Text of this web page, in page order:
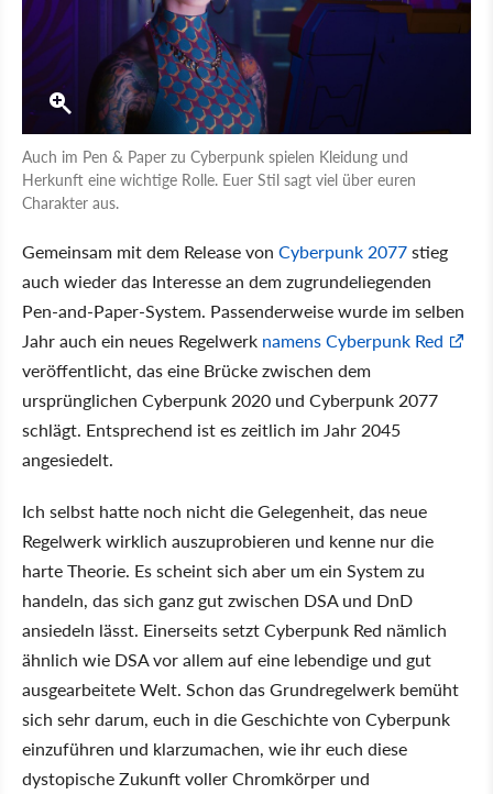
Auch im Pen & Paper zu Cyberpunk spielen Kleidung und
Herkunft eine wichtige Rolle. Euer Stil sagt viel über euren
Charakter aus.
Gemeinsam mit dem Release von Cyberpunk 2077stieg
auch wieder das Interesse an dem zugrundeliegenden
Pen-and-Paper-System. Passenderweise wurde im selben
Jahr auch ein neues Regelwerk namens Cyberpunk Red
veröffentlicht, das eine Brücke zwischen dem
ursprünglichen Cyberpunk 2020 und Cyberpunk 2077
schlägt. Entsprechend ist es zeitlich im Jahr 2045
angesiedelt.
Ich selbst hatte noch nicht die Gelegenheit, das neue
Regelwerk wirklich auszuprobieren und kenne nur die
harte Theorie. Es scheint sich aber um ein System zu
handeln, das sich ganz gut zwischen DSA und DnD
ansiedeln lässt. Einerseits setzt Cyberpunk Red nämlich
ähnlich wie DSA vor allem auf eine lebendige und gut
ausgearbeitete Welt. Schon das Grundregelwerk bemüht
sich sehr darum, euch in die Geschichte von Cyberpunk
einzuführen und klarzumachen, wie ihr euch diese
dystopische Zukunft voller Chromkörper und